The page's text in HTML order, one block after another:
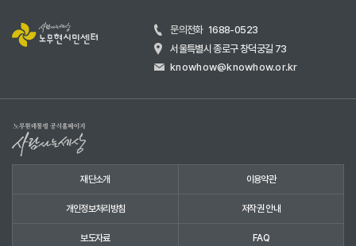
문의전화 1688-0523
서울특별시 종로구 창덕궁길 73
knowhow@knowhow.or.kr
재단소개 이용약관
개인정보처리방침 저작권 안내
보도자료 FAQ